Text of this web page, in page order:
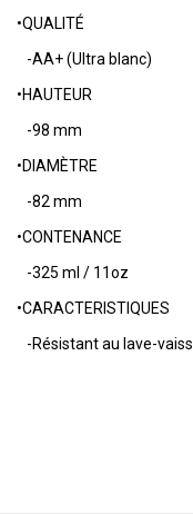
•QUALITÉ
-AA+ (Ultra blanc)
•HAUTEUR
-98 mm
•DIAMÈTRE
-82 mm
•CONTENANCE
-325 ml / 11oz
•CARACTERISTIQUES
-Résistant au lave-